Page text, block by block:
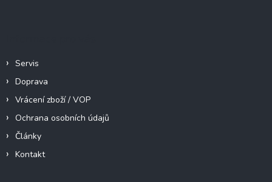
Servis
Doprava
Vrácení zboží / VOP
Ochrana osobních údajů
Články
Kontakt